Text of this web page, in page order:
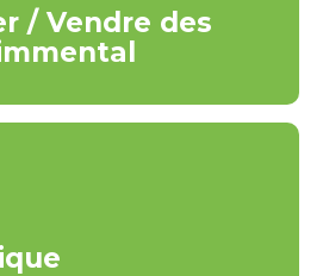
/ Vendre des